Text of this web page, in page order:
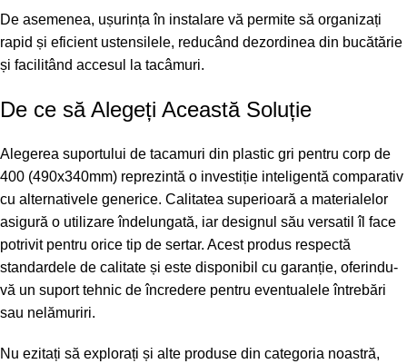
De asemenea, ușurința în instalare vă permite să organizați
rapid și eficient ustensilele, reducând dezordinea din bucătărie
și facilitând accesul la tacâmuri.
De ce să Alegeți Această Soluție
Alegerea suportului de tacamuri din plastic gri pentru corp de
400 (490x340mm) reprezintă o investiție inteligentă comparativ
cu alternativele generice. Calitatea superioară a materialelor
asigură o utilizare îndelungată, iar designul său versatil îl face
potrivit pentru orice tip de sertar. Acest produs respectă
standardele de calitate și este disponibil cu garanție, oferindu-
vă un suport tehnic de încredere pentru eventualele întrebări
sau nelămuriri.
Nu ezitați să explorați și alte produse din categoria noastră,